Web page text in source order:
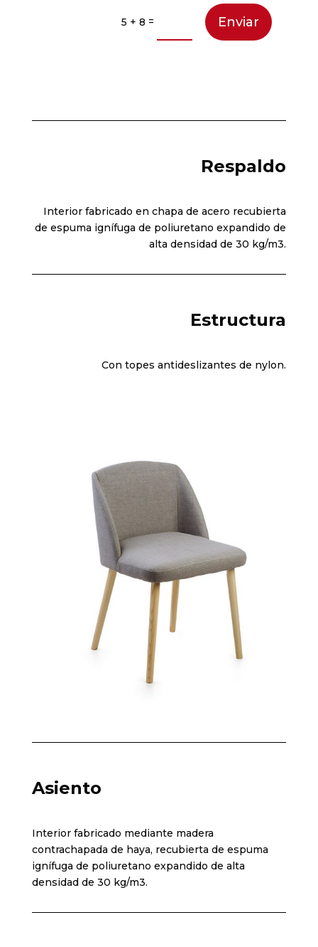
5 + 8 = Enviar
Respaldo
Interior fabricado en chapa de acero recubierta
de espuma ignífuga de poliuretano expandido de
alta densidad de 30 kg/m3.
Estructura
Con topes antideslizantes de nylon.
Asiento
Interior fabricado mediante madera
contrachapada de haya, recubierta de espuma
ignífuga de poliuretano expandido de alta
densidad de 30 kg/m3.